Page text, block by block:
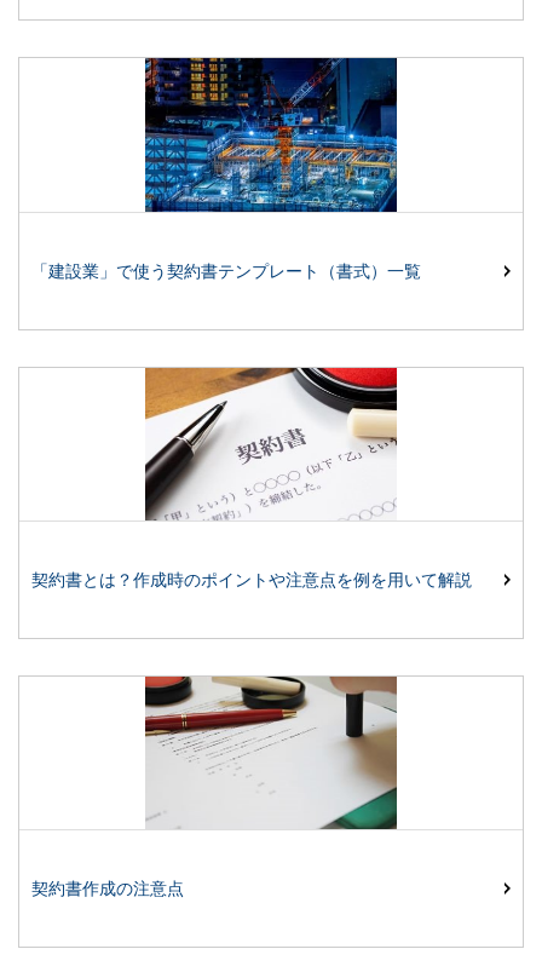
「建設業」で使う契約書テンプレート（書式）一覧
契約書とは？作成時のポイントや注意点を例を用いて解説
契約書作成の注意点